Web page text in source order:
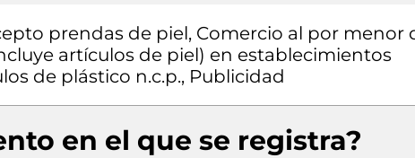
prendas de piel, Comercio al por menor
artículos de piel) en establecimientos
de plástico n.c.p., Publicidad
en el que se registra?